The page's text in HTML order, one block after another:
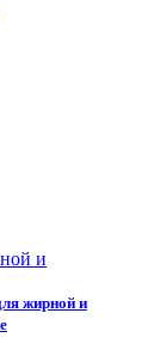
жирной и